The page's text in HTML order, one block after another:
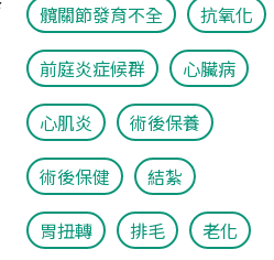
髖關節發育不全 抗氧化
前庭炎症候群 心臟病
心肌炎 術後保養
術後保健 結紮
胃扭轉 排毛 老化